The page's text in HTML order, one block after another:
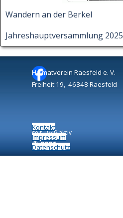
Wandern an der Berkel
Jahreshauptversammlung 2025
Heimatverein Raesfeld e. V.
Freiheit 19, 46348 Raesfeld
seit 1949 aktiv
© 2026
Kontakt
Impressum
Datenschutz